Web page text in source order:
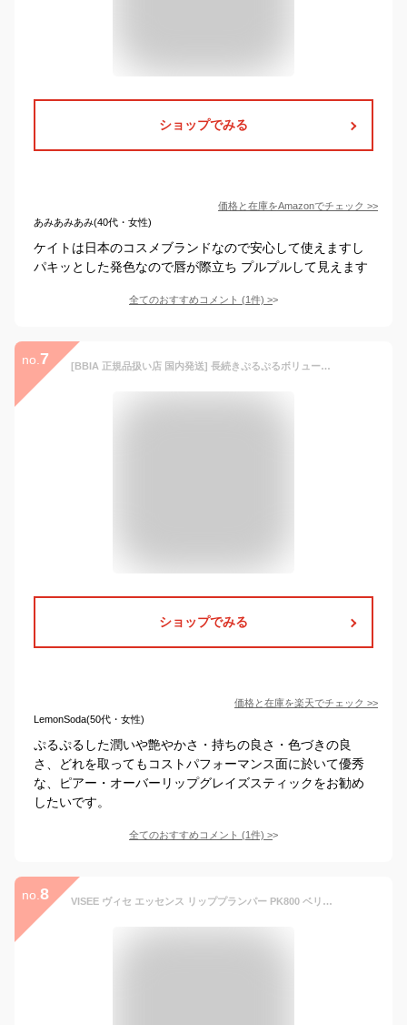
ショップでみる
価格と在庫をAmazonでチェック >>
あみあみあみ(40代・女性)
ケイトは日本のコスメブランドなので安心して使えますし
パキッとした発色なので唇が際立ち プルプルして見えます
全てのおすすめコメント (1件) >
no. 7 [BBIA 正規品扱い店 国内発送] 長続きぷるぷるボリューム感! オーバーリップグレイズスティック 5g ピアー リップ ツヤ 韓国コスメ
ショップでみる
価格と在庫を楽天でチェック >>
LemonSoda(50代・女性)
ぷるぷるした潤いや艶やかさ・持ちの良さ・色づきの良
さ、どれを取ってもコストパフォーマンス面に於いて優秀
な、ピアー・オーバーリップグレイズスティックをお勧め
したいです。
全てのおすすめコメント (1件) >
no. 8 VISEE ヴィセ エッセンス リッププランパー PK800 ベリーピンク 5.5mL バニラミントの香り 口紅 リップグロス [ギフトラッピング対応]